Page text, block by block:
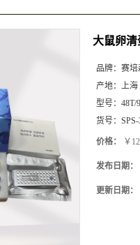
大鼠卵清
品牌： 赛培
产地： 上海
型号： 48T/
货号：
价格： ￥
发布日期：
更新日期：